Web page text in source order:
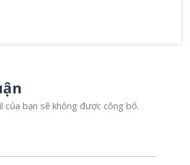
của bạn sẽ không được công bố.